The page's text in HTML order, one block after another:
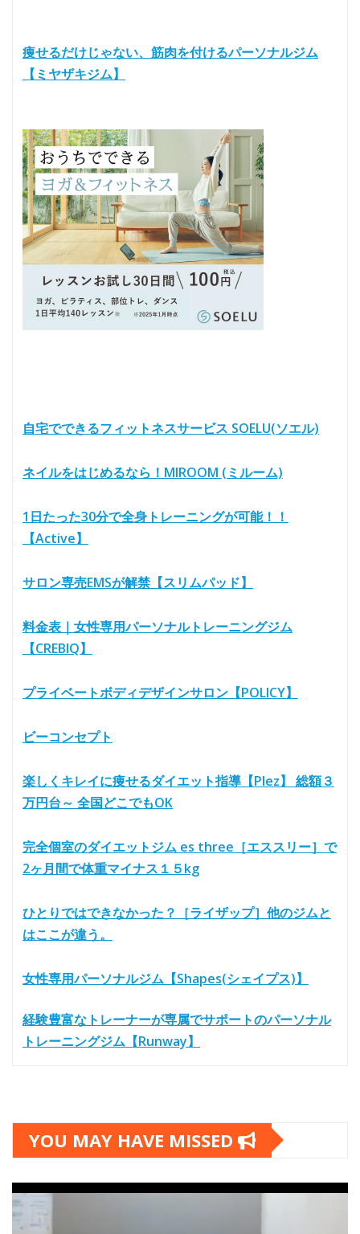
痩せるだけじゃない、筋肉を付けるパーソナルジム
【ミヤザキジム】
自宅でできるフィットネスサービス SOELU(ソエル)
ネイルをはじめるなら！MIROOM (ミルーム)
1日たった30分で全身トレーニングが可能！！
【Active】
サロン専売EMSが解禁【スリムパッド】
料金表｜女性専用パーソナルトレーニングジム
【CREBIQ】
プライベートボディデザインサロン【POLICY】
ビーコンセプト
楽しくキレイに痩せるダイエット指導【Plez】 総額３
万円台～ 全国どこでもOK
完全個室のダイエットジム es three［エススリー］で
2ヶ月間で体重マイナス１５kg
ひとりではできなかった？［ライザップ］他のジムと
はここが違う。
女性専用パーソナルジム【Shapes(シェイプス)】
経験豊富なトレーナーが専属でサポートのパーソナル
トレーニングジム【Runway】
YOU MAY HAVE MISSED